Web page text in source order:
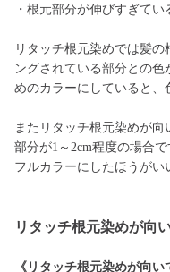
・根元部分が伸びすぎて
リタッチ根元染めでは髪
ングされている部分との
めのカラーにしていると、
またリタッチ根元染めが
部分が1～2cm程度の場合
フルカラーにしたほうがい
リタッチ根元染めが向
《リタッチ根元染めが向い